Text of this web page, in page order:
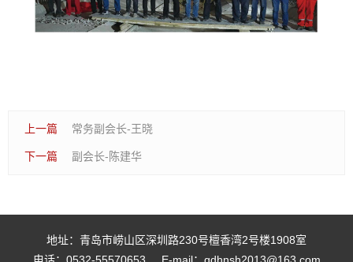
上一篇 常务副会长-王晓
副会长-陈建华
下一篇
地址：青岛市崂山区深圳路230号檀香湾2号楼1908室